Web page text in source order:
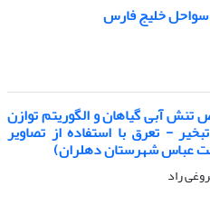
سواحل خلیج فارس
آبی گیاهان و الگوریتم توازن
- تعرق با استفاده از تصاویر
عباس شهرستان دهلران)
راد